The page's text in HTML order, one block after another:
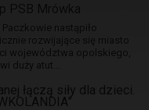
PSB Mrówka
nastąpiło
rozwijające się miasto
województwa opolskiego,
duży atut...
łączą siły dla dzieci.